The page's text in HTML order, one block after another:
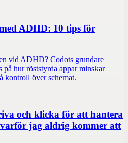
ADHD: 10 tips för
vid ADHD? Codots grundare
hur röststyrda appar minskar
kontroll över schemat.
och klicka för att hantera
jag aldrig kommer att